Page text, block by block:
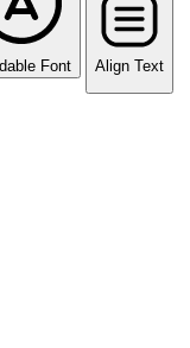
Font Align Text